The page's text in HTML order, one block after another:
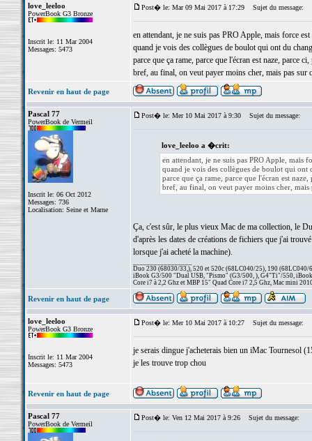
love_leeloo
PowerBook G3 Bronze
Inscrit le: 11 Mar 2004
Messages: 5473
Post� le: Mar 09 Mai 2017 à 17:29 Sujet du message:
en attendant, je ne suis pas PRO Apple, mais force
quand je vois des collègues de boulot qui ont du
parce que ça rame, parce que l'écran est naze, parce ci,
bref, au final, on veut payer moins cher, mais pas sur
Revenir en haut de page
Pascal 77
PowerBook de Vermeil
Inscrit le: 06 Oct 2012
Messages: 736
Localisation: Seine et Marne
Post� le: Mer 10 Mai 2017 à 9:30 Sujet du message:
love_leeloo a �crit:
en attendant, je ne suis pas PRO Apple, mais
quand je vois des collègues de boulot qui
parce que ça rame, parce que l'écran est
bref, au final, on veut payer moins cher, mais
Ça, c'est sûr, le plus vieux Mac de ma collection, le
d'après les dates de créations de fichiers que j'ai
lorsque j'ai acheté la machine).
Duo 230 (68030/33,), 520 et 520c (68LC040/25), 190 (68LC040/
iBook G3/500 "Dual USB, "Pismo" (G3/500, ), G4"Ti"/550,
Core i7 à 2,2 Ghz et MBP 15" Quad Core i7 2,5 Ghz, Mac mini
Revenir en haut de page
love_leeloo
PowerBook G3 Bronze
Inscrit le: 11 Mar 2004
Messages: 5473
Post� le: Mer 10 Mai 2017 à 10:27 Sujet du message:
je serais dingue j'acheterais bien un iMac
je les trouve trop chou
Revenir en haut de page
Pascal 77
PowerBook de Vermeil
Post� le: Ven 12 Mai 2017 à 9:26 Sujet du message: